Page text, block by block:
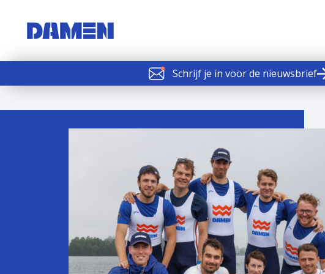
Schrijf je in voor de nieuwsbrief